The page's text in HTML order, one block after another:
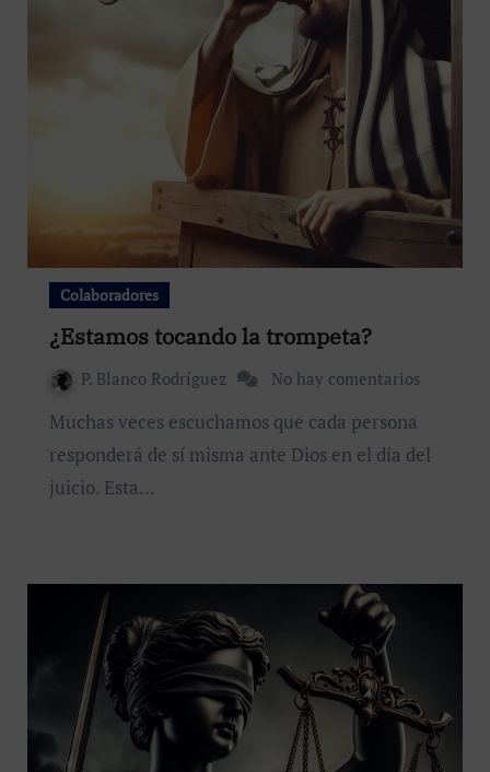
Colaboradores
¿Estamos tocando la trompeta?
P. Blanco Rodríguez No hay comentarios
Muchas veces escuchamos que cada persona
responderá de sí misma ante Dios en el día del
juicio. Esta…